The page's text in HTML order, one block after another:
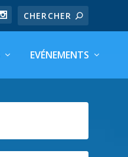
EVÉNEMENTS